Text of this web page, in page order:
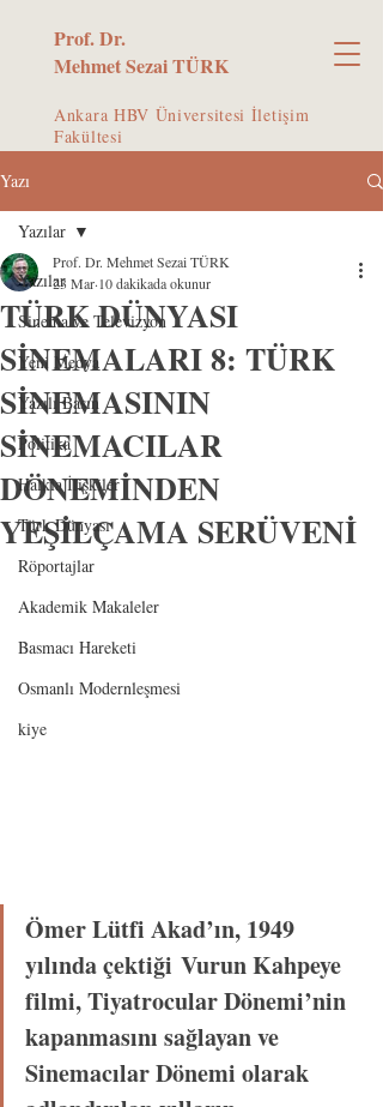
Prof. Dr.
Mehmet Sezai TÜRK
Ankara HBV Üniversitesi İletişim
Fakültesi
Yazı
Yazılar
Sinema ve Televizyon
Yeni Medya
Yazılı Basın
Politika
Halkla İlişkiler
Türk Dünyası
Röportajlar
Akademik Makaleler
Basmacı Hareketi
Osmanlı Modernleşmesi
kiye
Yazılar
TÜRK DÜNYASI
SİNEMALARI 8: TÜRK
SİNEMASININ
SİNEMACILAR
DÖNEMİNDEN
YEŞİLÇAMA SERÜVENİ
Prof. Dr. Mehmet Sezai TÜRK
23 Mar 10 dakikada okunur
Ömer Lütfi Akad’ın, 1949
yılında çektiği Vurun Kahpeye
filmi, Tiyatrocular Dönemi’nin
kapanmasını sağlayan ve
Sinemacılar Dönemi olarak